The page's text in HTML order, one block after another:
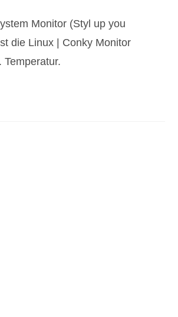
Monitor (Styl up you
die Linux | Conky Monitor
Temperatur.